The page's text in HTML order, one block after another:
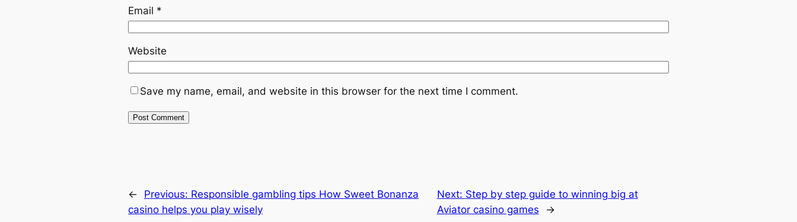
Email *
Website
Save my name, email, and website in this browser for the next time I comment.
← Previous: Responsible gambling tips How Sweet Bonanza
casino helps you play wisely
Next: Step by step guide to winning big at
Aviator casino games
→